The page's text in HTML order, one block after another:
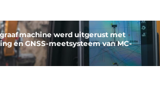
werd uitgerust met
en GNSS-meetsysteem van MC-